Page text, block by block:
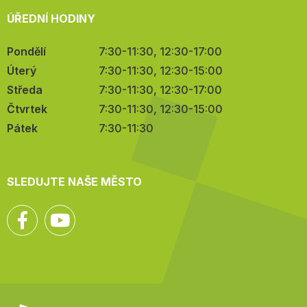
ÚŘEDNÍ HODINY
Pondělí
7:30-11:30, 12:30-17:00
Úterý
7:30-11:30, 12:30-15:00
Středa
7:30-11:30, 12:30-17:00
Čtvrtek
7:30-11:30, 12:30-15:00
Pátek
7:30-11:30
SLEDUJTE NAŠE MĚSTO
Facebook